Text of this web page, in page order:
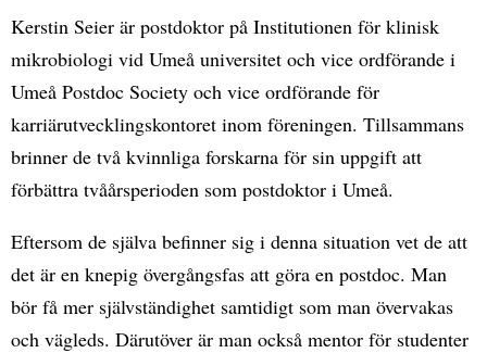
Kerstin Seier är postdoktor på Institutionen för klinisk
mikrobiologi vid Umeå universitet och vice ordförande i
Umeå Postdoc Society och vice ordförande för
karriärutvecklingskontoret inom föreningen. Tillsammans
brinner de två kvinnliga forskarna för sin uppgift att
förbättra tvåårsperioden som postdoktor i Umeå.
Eftersom de själva befinner sig i denna situation vet de att
det är en knepig övergångsfas att göra en postdoc. Man
bör få mer självständighet samtidigt som man övervakas
och vägleds. Därutöver är man också mentor för studenter